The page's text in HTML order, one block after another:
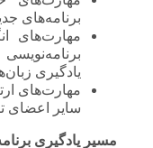
برنامه‌های
مهارت‌های
یادگیری
مهارت‌های
سایر اعضای
مسیر یادگیری